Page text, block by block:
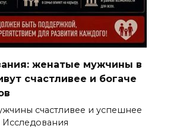
женатые мужчины в
счастливее и богаче
счастливее и успешнее
Исследования